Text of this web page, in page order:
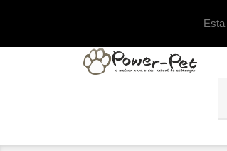
+351 915935799